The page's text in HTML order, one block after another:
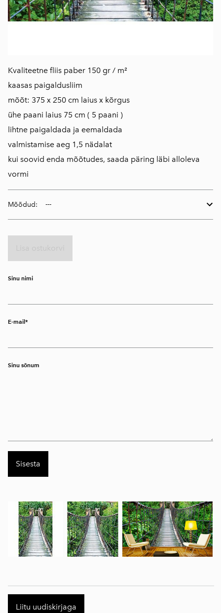
Kvaliteetne fliis paber 150 gr / m²
kaasas paigaldusliim
mõõt: 375 x 250 cm laius x kõrgus
ühe paani laius 75 cm ( 5 paani )
lihtne paigaldada ja eemaldada
valmistamise aeg 1,5 nädalat
kui soovid enda mõõtudes, saada päring läbi alloleva
vormi
Mõõdud:
Sinu nimi
E-mail
Sinu sõnum
Liitu uudiskirjaga